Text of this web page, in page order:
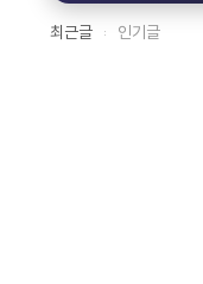
최근글 인기글